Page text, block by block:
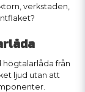
verkstaden,
från
ljud utan att